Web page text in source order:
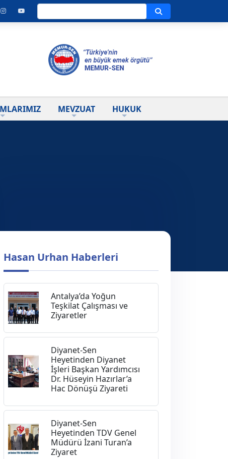
MEVZUAT HUKUK
Hasan Urhan Haberleri
Antalya’da Yoğun
Teşkilat Çalışması ve
Ziyaretler
Diyanet-Sen
Heyetinden Diyanet
İşleri Başkan Yardımcısı
Dr. Hüseyin Hazırlar’a
Hac Dönüşü Ziyareti
Diyanet-Sen
Heyetinden TDV Genel
Müdürü İzani Turan’a
Ziyaret